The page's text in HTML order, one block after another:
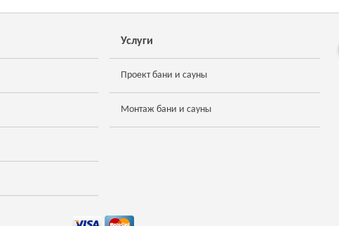
Услуги
Проект бани и сауны
Монтаж бани и сауны